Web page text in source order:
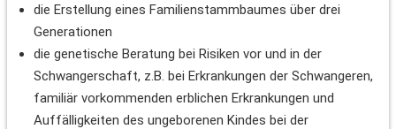
die Erstellung eines Familienstammbaumes über drei
Generationen
die genetische Beratung bei Risiken vor und in der
Schwangerschaft, z.B. bei Erkrankungen der Schwangeren,
familiär vorkommenden erblichen Erkrankungen und
Auffälligkeiten des ungeborenen Kindes bei der